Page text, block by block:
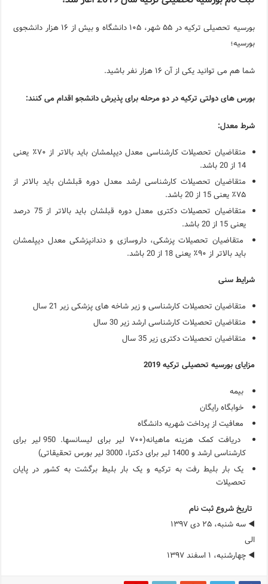
ویژگی‌های منفی شخصیت در زبان ترکی استانبولی
ویژگی‌های مثبت شخصیت در زبان ترکی استانبولی
موزه افسانه‌های کارتال استانبول؛ سفری به دنیای قصه‌ها در
بورسیه تحصیلی ترکیه در ۵۵ شهر، ۱۰۵ دانشگاه و بیش از ۱۶ هزار دانشجوی
بورسیه؛
شما هم می توانید یکی از آن ۱۶ هزار نفر باشید.
بورس های دولتی ترکیه در دو مرحله برای پذیرش دانشجو اقدام می کنند:
شرط معدل:
متقاضیان تحصیلات کارشناسی معدل دیپلمشان باید بالاتر از ٧٠٪ یعنی
14 از 20 باشد.
متقاضیان تحصیلات کارشناسی ارشد معدل دوره قبلشان باید بالاتر از
٧۵٪ یعنی 15 از 20 باشد.
متقاضیان تحصیلات دکتری معدل دوره قبلشان باید بالاتر از 75 درصد
یعنی 15 از 20 باشد.
متقاضیان تحصیلات پزشکی، داروسازی و دندانپزشکی معدل دیپلمشان
باید بالاتر از ٩٠٪ یعنی 18 از 20 باشد.
شرایط سنی
متقاضیان تحصیلات کارشناسی و زیر شاخه های پزشکی زیر 21 سال
متقاضیان تحصیلات کارشناسی ارشد زیر 30 سال
متقاضیان تحصیلات دکتری زیر 35 سال
مزایای بورسیه تحصیلی ترکیه 2019
بیمه
خوابگاه رایگان
معافیت از پرداخت شهریه دانشگاه
دریافت کمک هزینه ماهیانه(۷۰۰ لیر برای لیسانسها. 950 لیر برای
کارشناسی ارشد و 1400 لیر برای دکترا، 3000 لیر بورس تحقیقاتی)
یک بار بلیط رفت به ترکیه و یک بار بلیط برگشت به کشور در پایان
تحصیلات
تاریخ شروع ثبت نام
◀️ سه شنبه، ۲۵ دی ۱۳۹۷
الی
◀️ چهارشنبه، ۱ اسفند ۱۳۹۷